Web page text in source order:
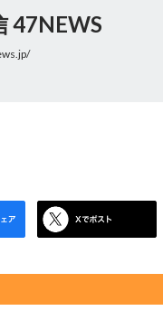
47NEWS